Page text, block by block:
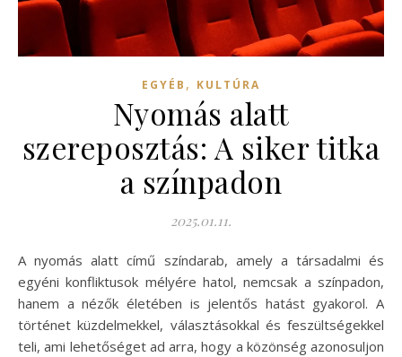
EGYÉB , KULTÚRA
Nyomás alatt
szereposztás: A siker titka
a színpadon
2025.01.11.
A nyomás alatt című színdarab, amely a társadalmi és
egyéni konfliktusok mélyére hatol, nemcsak a színpadon,
hanem a nézők életében is jelentős hatást gyakorol. A
történet küzdelmekkel, választásokkal és feszültségekkel
teli, ami lehetőséget ad arra, hogy a közönség azonosuljon